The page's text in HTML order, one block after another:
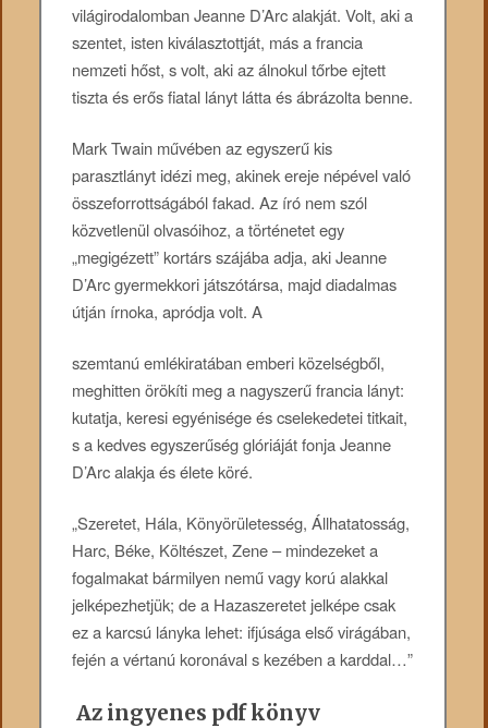
világirodalomban Jeanne D’Arc alakját. Volt, aki a
szentet, isten kiválasztottját, más a francia
nemzeti hőst, s volt, aki az álnokul tőrbe ejtett
tiszta és erős fiatal lányt látta és ábrázolta benne.
Mark Twain művében az egyszerű kis
parasztlányt idézi meg, akinek ereje népével való
összeforrottságából fakad. Az író nem szól
közvetlenül olvasóihoz, a történetet egy
„megigézett” kortárs szájába adja, aki Jeanne
D’Arc gyermekkori játszótársa, majd diadalmas
útján írnoka, apródja volt. A
szemtanú emlékiratában emberi közelségből,
meghitten örökíti meg a nagyszerű francia lányt:
kutatja, keresi egyénisége és cselekedetei titkait,
s a kedves egyszerűség glóriáját fonja Jeanne
D’Arc alakja és élete köré.
„Szeretet, Hála, Könyörületesség, Állhatatosság,
Harc, Béke, Költészet, Zene – mindezeket a
fogalmakat bármilyen nemű vagy korú alakkal
jelképezhetjük; de a Hazaszeretet jelképe csak
ez a karcsú lányka lehet: ifjúsága első virágában,
fején a vértanú koronával s kezében a karddal…”
Az ingyenes pdf könyv